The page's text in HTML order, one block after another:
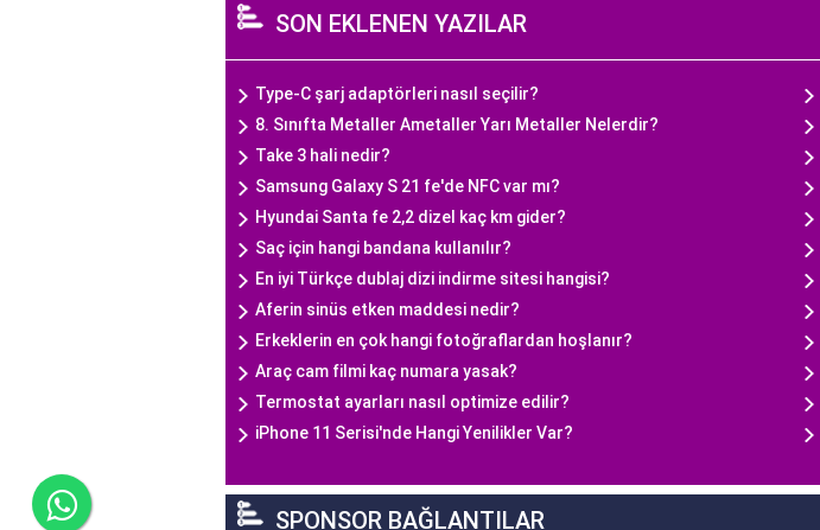
SON EKLENEN YAZILAR
Type-C şarj adaptörleri nasıl seçilir?
8. Sınıfta Metaller Ametaller Yarı Metaller Nelerdir?
Take 3 hali nedir?
Samsung Galaxy S 21 fe'de NFC var mı?
Hyundai Santa fe 2,2 dizel kaç km gider?
Saç için hangi bandana kullanılır?
En iyi Türkçe dublaj dizi indirme sitesi hangisi?
Aferin sinüs etken maddesi nedir?
Erkeklerin en çok hangi fotoğraflardan hoşlanır?
Araç cam filmi kaç numara yasak?
Termostat ayarları nasıl optimize edilir?
iPhone 11 Serisi'nde Hangi Yenilikler Var?
SPONSOR BAĞLANTILAR